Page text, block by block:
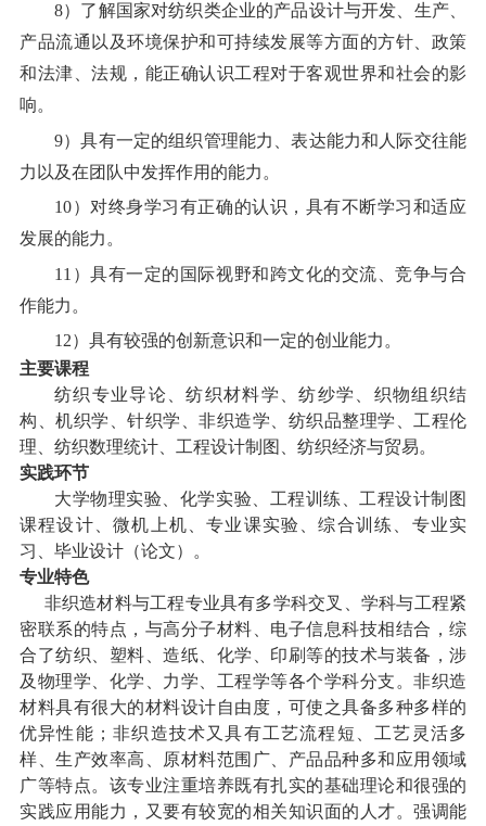
8）了解国家对纺织类企业的产品设计与开发、生产、
产品流通以及环境保护和可持续发展等方面的方针、政策
和法津、法规，能正确认识工程对于客观世界和社会的影
响。
9）具有一定的组织管理能力、表达能力和人际交往能
力以及在团队中发挥作用的能力。
10）对终身学习有正确的认识，具有不断学习和适应
发展的能力。
11 ）具有一定的国际视野和跨文化的交流、竞争与合
作能力。
12）具有较强的创新意识和一定的创业能力。
主要课程
纺织专业导论、纺织材料学、纺纱学、织物组织结
构、机织学、针织学、非织造学、纺织品整理学、工程伦
理、纺织数理统计、工程设计制图、纺织经济与贸易。
实践环节
大学物理实验、化学实验、工程训练、工程设计制图
课程设计、微机上机、专业课实验、综合训练、专业实
习、毕业设计（论文）。
专业特色
非织造材料与工程专业具有多学科交叉、学科与工程紧
密联系的特点，与高分子材料、电子信息科技相结合，综
合了纺织、塑料、造纸、化学、印刷等的技术与装备，涉
及物理学、化学、力学、工程学等各个学科分支。非织造
材料具有很大的材料设计自由度，可使之具备多种多样的
优异性能；非织造技术又具有工艺流程短、工艺灵活多
样、生产效率高、原材料范围广、产品品种多和应用领域
广等特点。该专业注重培养既有扎实的基础理论和很强的
实践应用能力，又要有较宽的相关知识面的人才。强调能